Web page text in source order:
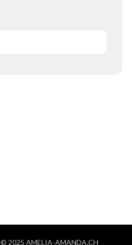
© 2025 AMELIA-AMANDA.CH